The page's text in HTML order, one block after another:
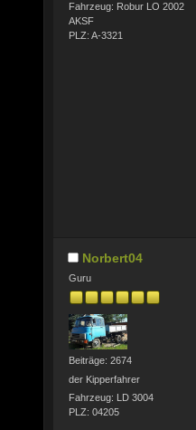
Fahrzeug: Robur LO 2002
AKSF
PLZ: A-3321
Norbert04
Guru
Beiträge: 2674
der Kipperfahrer
Fahrzeug: LD 3004
PLZ: 04205